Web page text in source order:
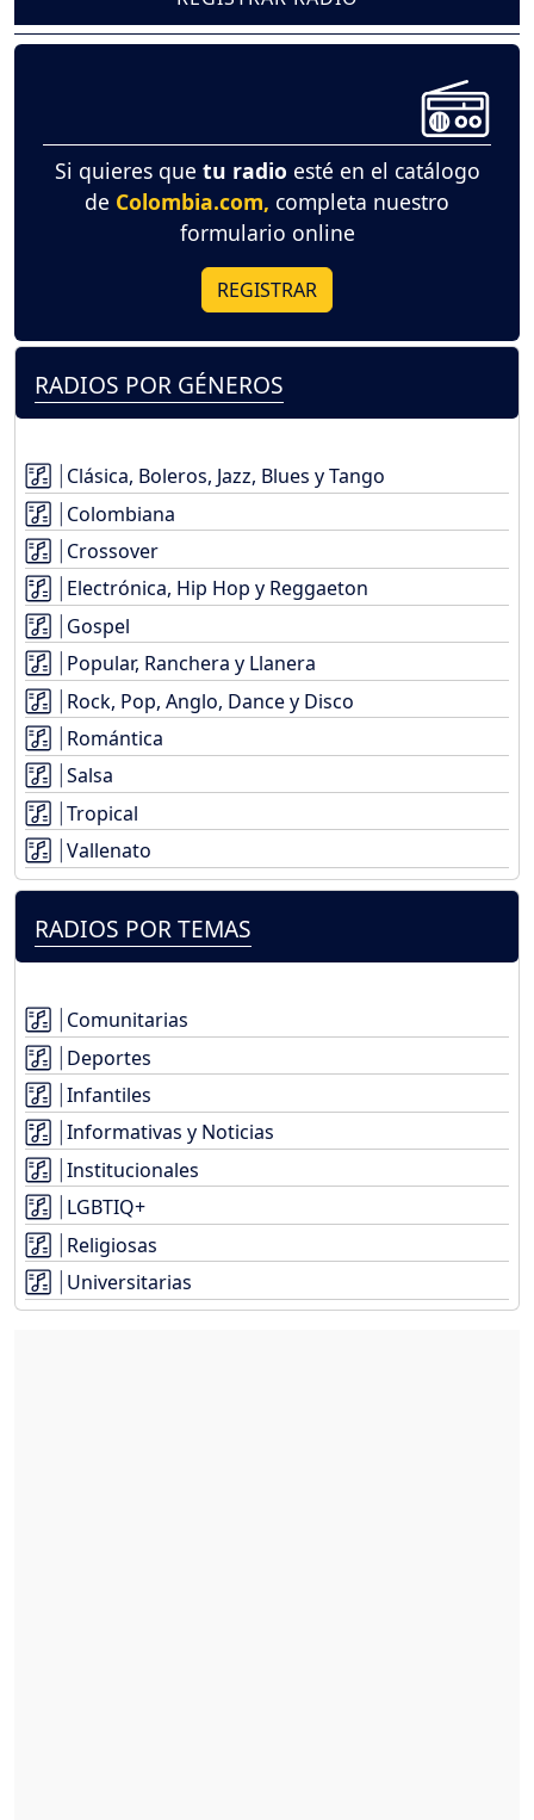
Si quieres que tu radio esté en el catálogo
de Colombia.com, completa nuestro
formulario online
REGISTRAR
RADIOS POR GÉNEROS
Clásica, Boleros, Jazz, Blues y Tango
Colombiana
Crossover
Electrónica, Hip Hop y Reggaeton
Gospel
Popular, Ranchera y Llanera
Rock, Pop, Anglo, Dance y Disco
Romántica
Salsa
Tropical
Vallenato
RADIOS POR TEMAS
Comunitarias
Deportes
Infantiles
Informativas y Noticias
Institucionales
LGBTIQ+
Religiosas
Universitarias